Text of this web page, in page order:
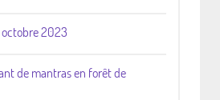
octobre 2023
de mantras en forêt de